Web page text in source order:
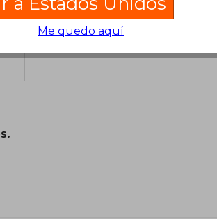
Me quedo aquí